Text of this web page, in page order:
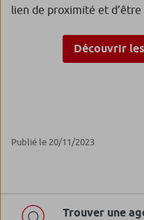
lien de proximité et d’être
Découvrir
Publié le 20/11/2023
Trouver une